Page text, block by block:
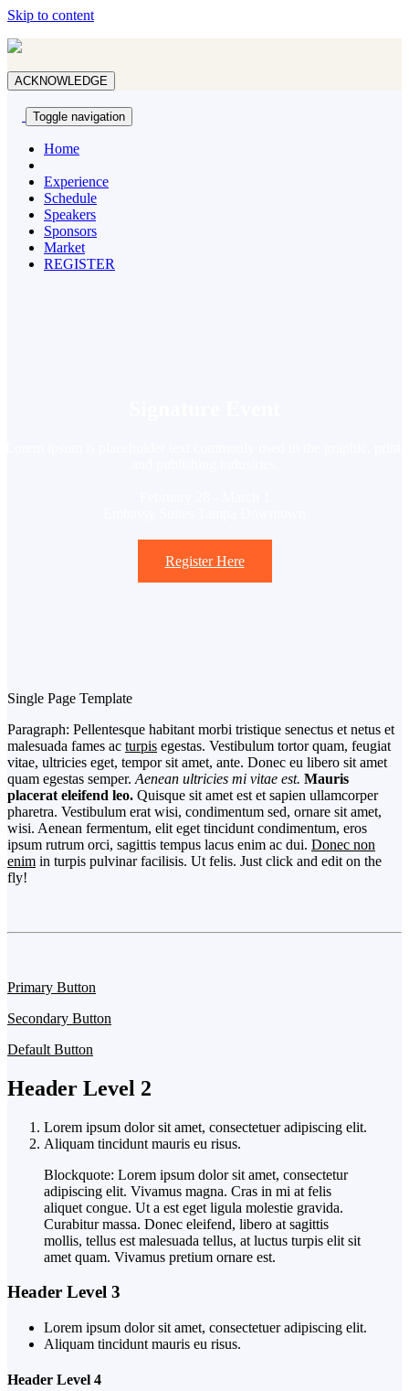
Skip to content
ACKNOWLEDGE
Toggle navigation
Home
Experience
Schedule
Speakers
Sponsors
Market
REGISTER
Register Here
Single Page Template
Paragraph: Pellentesque habitant morbi tristique senectus et netus et
malesuada fames ac turpis egestas. Vestibulum tortor quam, feugiat
vitae, ultricies eget, tempor sit amet, ante. Donec eu libero sit amet
quam egestas semper. Aenean ultricies mi vitae est. Mauris
placerat eleifend leo. Quisque sit amet est et sapien ullamcorper
pharetra. Vestibulum erat wisi, condimentum sed, ornare sit amet,
wisi. Aenean fermentum, elit eget tincidunt condimentum, eros
ipsum rutrum orci, sagittis tempus lacus enim ac dui. Donec non
enim in turpis pulvinar facilisis. Ut felis. Just click and edit on the
fly!
Primary Button
Secondary Button
Default Button
Header Level 2
Lorem ipsum dolor sit amet, consectetuer adipiscing elit.
Aliquam tincidunt mauris eu risus.
Blockquote: Lorem ipsum dolor sit amet, consectetur
adipiscing elit. Vivamus magna. Cras in mi at felis
aliquet congue. Ut a est eget ligula molestie gravida.
Curabitur massa. Donec eleifend, libero at sagittis
mollis, tellus est malesuada tellus, at luctus turpis elit sit
amet quam. Vivamus pretium ornare est.
Header Level 3
Lorem ipsum dolor sit amet, consectetuer adipiscing elit.
Aliquam tincidunt mauris eu risus.
Header Level 4